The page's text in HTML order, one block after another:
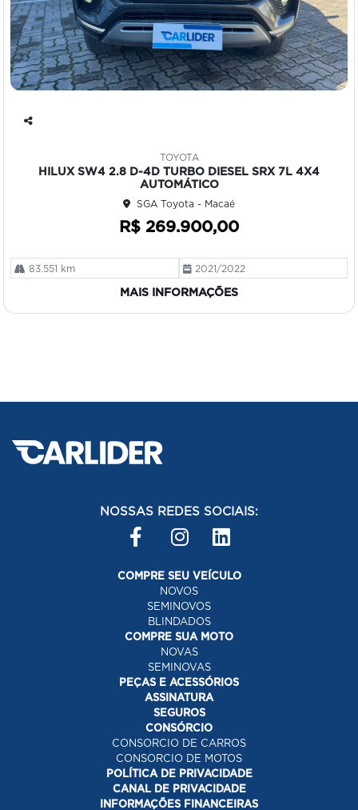
TOYOTA
HILUX SW4 2.8 D-4D TURBO DIESEL SRX 7L 4X4
AUTOMÁTICO
SGA Toyota - Macaé
R$ 269.900,00
83.551 km 2021/2022
MAIS INFORMAÇÕES
NOSSAS REDES SOCIAIS:
COMPRE SEU VEÍCULO
NOVOS
SEMINOVOS
BLINDADOS
COMPRE SUA MOTO
NOVAS
SEMINOVAS
PEÇAS E ACESSÓRIOS
ASSINATURA
SEGUROS
CONSÓRCIO
CONSORCIO DE CARROS
CONSORCIO DE MOTOS
POLÍTICA DE PRIVACIDADE
CANAL DE PRIVACIDADE
INFORMAÇÕES FINANCEIRAS